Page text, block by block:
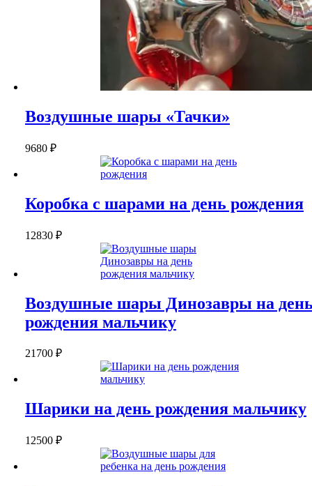
Воздушные шары «Тачки»
9680 ₽
Коробка с шарами на день рождения
12830 ₽
Воздушные шары Динозавры на
рождения мальчику
21700 ₽
Шарики на день рождения мальчику
12500 ₽